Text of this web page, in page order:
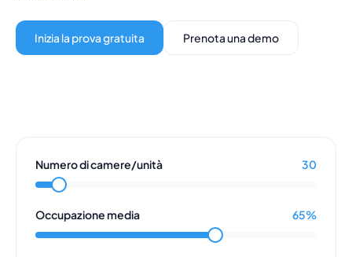
Integrazioni
FAQ
Cosa aspettarsi
Change Log
Soluzione All-in-One
Calcolatore del ROI per hotel
Inizia la prova gratuita Prenota una demo
Numero di camere/unità 30
Occupazione media 65%